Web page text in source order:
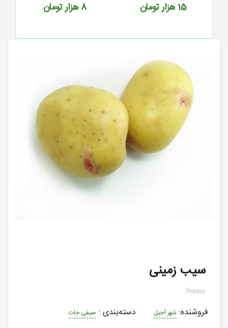
8هزار تومان
سیب زمینی
Potato
فروشنده: شهر آجیل دسته‌بندی : صیفی جات